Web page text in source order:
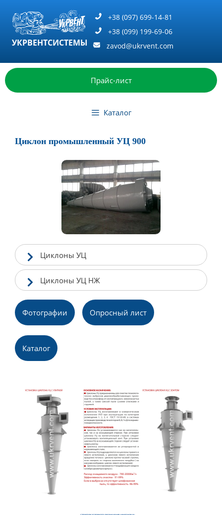
содержимому
УКРВЕНТСИСТЕМЫ
+38 (097) 699-14-81
+38 (099) 199-69-06
zavod@ukrvent.com
Прайс-лист
Каталог
Циклон промышленный УЦ 900
Циклоны УЦ
Циклоны УЦ НЖ
Фотографии Опросный лист
Каталог